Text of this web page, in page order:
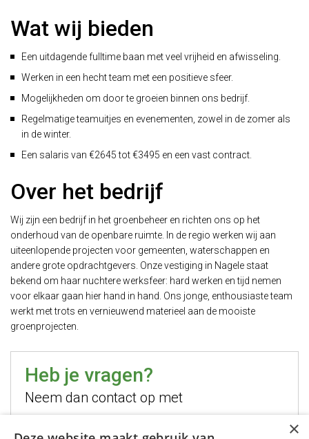
Wat wij bieden
Een uitdagende fulltime baan met veel vrijheid en afwisseling.
Werken in een hecht team met een positieve sfeer.
Mogelijkheden om door te groeien binnen ons bedrijf.
Regelmatige teamuitjes en evenementen, zowel in de zomer als
in de winter.
Een salaris van €2645 tot €3495 en een vast contract.
Over het bedrijf
Wij zijn een bedrijf in het groenbeheer en richten ons op het
onderhoud van de openbare ruimte. In de regio werken wij aan
uiteenlopende projecten voor gemeenten, waterschappen en
andere grote opdrachtgevers. Onze vestiging in Nagele staat
bekend om haar nuchtere werksfeer: hard werken en tijd nemen
voor elkaar gaan hier hand in hand. Ons jonge, enthousiaste team
werkt met trots en vernieuwend materieel aan de mooiste
groenprojecten.
Heb je vragen?
Neem dan contact op met
Hugo Jelier ×